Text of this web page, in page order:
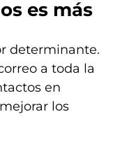
es más
determinante.
a toda la
en
los